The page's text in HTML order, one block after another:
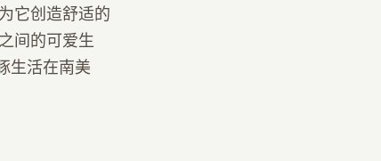
它创造舒适的
间的可爱生
生活在南美